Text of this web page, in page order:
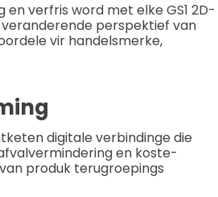
verfris word met elke GS1 2D-
perspektief van
vir handelsmerke,
digitale verbindinge die
en koste-
produk terugroepings